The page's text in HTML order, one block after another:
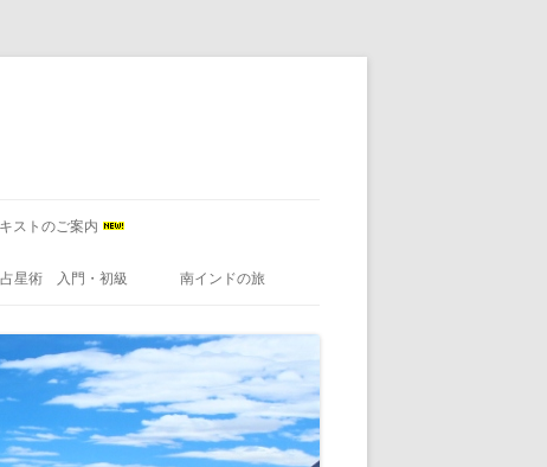
ストのご案内
星術 入門・初級 南インドの旅